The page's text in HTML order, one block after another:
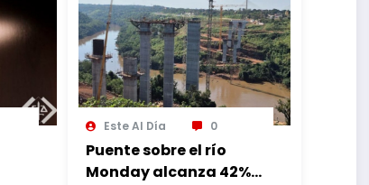
Este Al Día 0
Puente sobre el río
Monday alcanza 42%